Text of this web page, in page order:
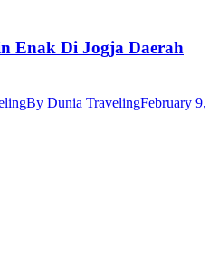
Enak Di Jogja Daerah
By Dunia TravelingFebruary 9,